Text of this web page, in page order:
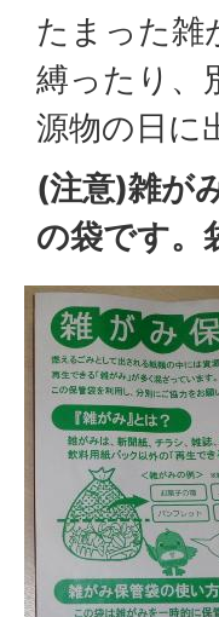
たまった雑
縛ったり、
源物の日に
(注意)雑が
の袋です。